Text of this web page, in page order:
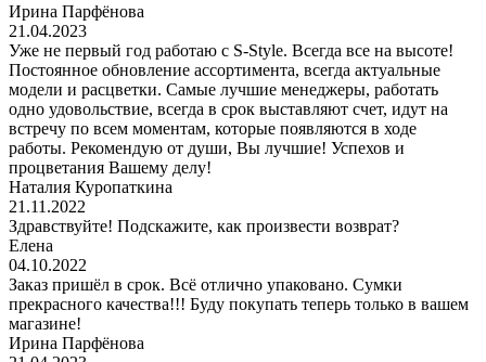
Ирина Парфёнова
21.04.2023
Уже не первый год работаю с S-Style. Всегда все на высоте!
Постоянное обновление ассортимента, всегда актуальные
модели и расцветки. Самые лучшие менеджеры, работать
одно удовольствие, всегда в срок выставляют счет, идут на
встречу по всем моментам, которые появляются в ходе
работы. Рекомендую от души, Вы лучшие! Успехов и
процветания Вашему делу!
Наталия Куропаткина
21.11.2022
Здравствуйте! Подскажите, как произвести возврат?
Елена
04.10.2022
Заказ пришёл в срок. Всё отлично упаковано. Сумки
прекрасного качества!!! Буду покупать теперь только в вашем
магазине!
Ирина Парфёнова